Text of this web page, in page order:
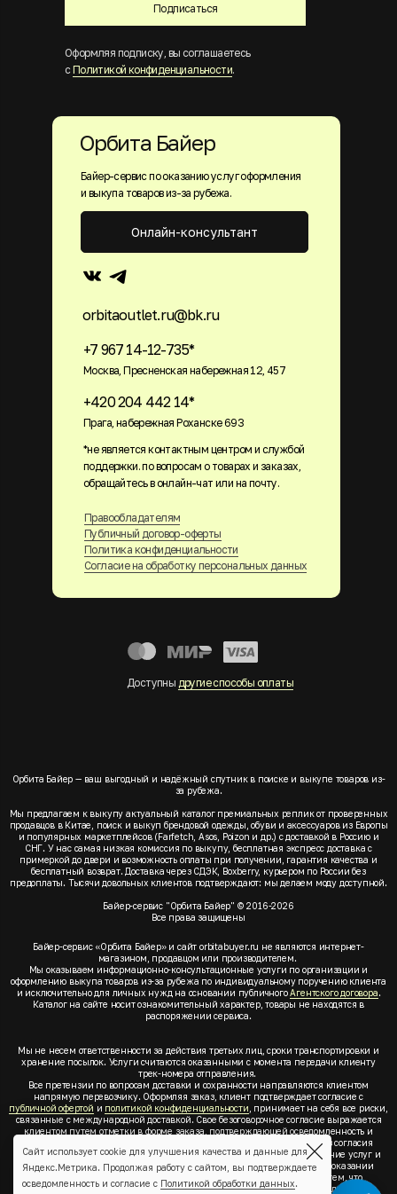
Подписаться
Оформляя подписку, вы соглашаетесь
с Политикой конфиденциальности.
Байер-сервис по оказанию услуг оформления
и выкупа товаров из-за рубежа.
+7 967 14-12-735*
Москва, Пресненская набережная 12, 457
+420 204 442 14*
Прага, набережная Роханске 693
orbitaoutlet.ru@bk.ru
Правообладателям
Публичный договор-оферты
Политика конфиденциальности
Согласие на обработку персональных данных
Онлайн-консультант
Орбита Байер
Доступны другие способы оплаты
*не является контактным центром и службой
поддержки. по вопросам о товарах и заказах,
обращайтесь в онлайн-чат или на почту.
Орбита Байер — ваш выгодный и надёжный спутник в поиске и выкупе товаров из-
за рубежа.
Мы предлагаем к выкупу актуальный каталог премиальных реплик от проверенных
продавцов в Китае, поиск и выкуп брендовой одежды, обуви и аксессуаров из Европы
и популярных маркетплейсов (Farfetch, Asos, Poizon и др.) с доставкой в Россию и
СНГ. У нас самая низкая комиссия по выкупу, бесплатная экспресс доставка с
примеркой до двери и возможность оплаты при получении, гарантия качества и
бесплатный возврат. Доставка через СДЭК, Boxberry, курьером по России без
предоплаты. Тысячи довольных клиентов подтверждают: мы делаем моду доступной.
Байер-сервис "Орбита Байер" © 2016-2026
Все права защищены
Байер-сервис «Орбита Байер» и сайт orbitabuyer.ru не являются интернет-
магазином, продавцом или производителем.
Мы оказываем информационно-консультационные услуги по организации и
оформлению выкупа товаров из-за рубежа по индивидуальному поручению клиента
и исключительно для личных нужд на основании публичногоАгентского договора.
Каталог на сайте носит ознакомительный характер, товары не находятся в
распоряжении сервиса.
Мы не несем ответственности за действия третьих лиц, сроки транспортировки и
хранение посылок. Услуги считаются оказанными с момента передачи клиенту
трек-номера отправления.
Все претензии по вопросам доставки и сохранности направляются клиентом
напрямую перевозчику. Оформляя заказ, клиент подтверждает согласие с
публичной офертой и политикой конфиденциальности , принимает на себя все риски,
связанные с международной доставкой. Свое безоговорочное согласие выражается
клиентом путем отметки в форме заказа, подтверждающей осведомленность и
согласие клиента со всеми предлагаемыми сервисом условиями. Без согласия
клиента спубличной офертой иполитикой конфиденциальностиоказание услуг и
оформление заказа невозможно. Заключая акцепт условий оферты об оказании
услуг, клиент понимает, заверяет, подтверждает и соглашается с тем, что
выкупаемые товары по индивидуальному запросу выбраны им для личных,
Сайт использует cookie для улучшения качества и данные для
Яндекс.Метрика. Продолжая работу с сайтом, вы подтверждаете
осведомленность и согласие с Политикой обработки данных.